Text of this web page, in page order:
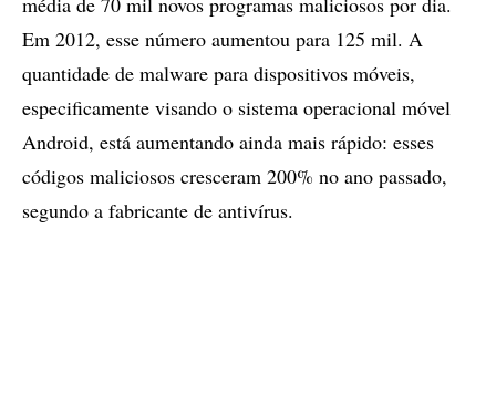
Em 2012, esse número aumentou para 125 mil. A
quantidade de malware para dispositivos móveis,
especificamente visando o sistema operacional móvel
Android, está aumentando ainda mais rápido: esses
códigos maliciosos cresceram 200% no ano passado,
segundo a fabricante de antivírus.